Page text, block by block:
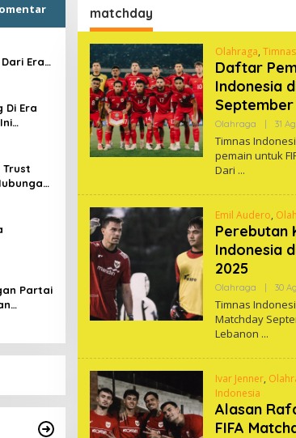
Era
Di Era
Trust
Partai
matchday
Olahraga,
Daftar
Indonesia
September
Olahraga | 31
Timnas
pemain untuk
Dari
Emil Audero,
Perebutan
Indonesia
2025
Olahraga | 30
Timnas
Matchday
Lebanon
Ivar Jenner,
Indonesia
Alasan
FIFA